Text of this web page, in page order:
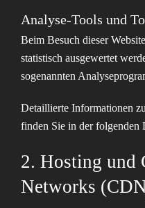
Analyse-Tools und
Beim Besuch dieser
statistisch ausgewertet
sogenannten
Detaillierte Informationen
finden Sie in der folgenden
2. Hosting und
Networks